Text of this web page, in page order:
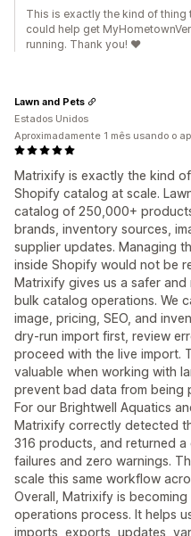
This is exactly the kind of
could help get
running. Thank you! ❤️
Matrixify is exactly the kind
Shopify catalog at scale.
catalog of 250,000+
brands, inventory sources,
supplier updates. Managing
inside Shopify would not be
Matrixify gives us a safer
bulk catalog operations. We
image, pricing, SEO, and
dry-run import first, review
proceed with the live import.
valuable when working with
prevent bad data from being
For our Brightwell Aquatics
Matrixify correctly detected
316 products, and returned
failures and zero warnings.
scale this same workflow
Overall, Matrixify is
operations process. It helps
imports, exports, updates,
Lawn and Pets
Estados Unidos
Aproximadamente 1 mês usando o